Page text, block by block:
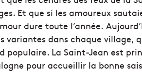
Et que si les amoureux
dure toute l’année.
variantes dans chaque village,
populaire. La Saint-Jean est
pour accueillir la bonne